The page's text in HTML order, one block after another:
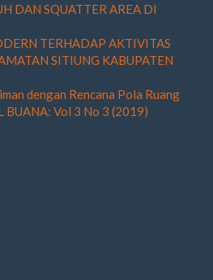
DAN SQUATTER AREA DI
TERHADAP AKTIVITAS
SITIUNG KABUPATEN
dengan Rencana Pola Ruang
BUANA: Vol 3 No 3 (2019)